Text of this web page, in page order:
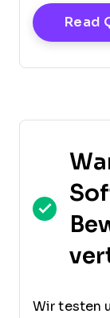
Read
Wir testen